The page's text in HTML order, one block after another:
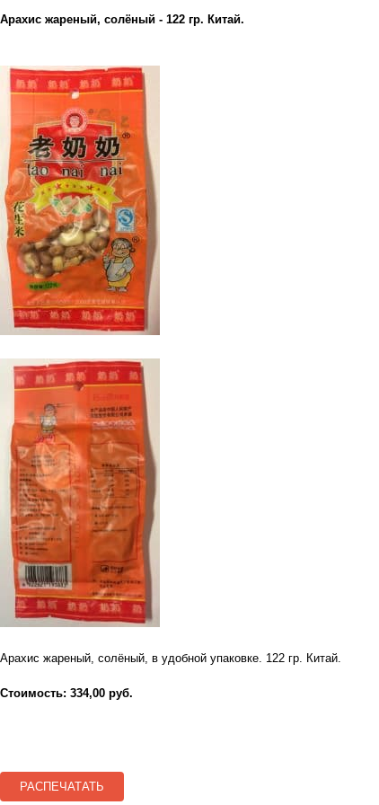
Арахис жареный, солёный - 122 гр. Китай.
Арахис жареный, солёный, в удобной упаковке. 122 гр. Китай.
Стоимость: 334,00 руб.
РАСПЕЧАТАТЬ